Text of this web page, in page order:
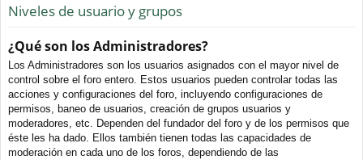
Niveles de usuario y grupos
¿Qué son los Administradores?
Los Administradores son los usuarios asignados con el mayor nivel de
control sobre el foro entero. Estos usuarios pueden controlar todas las
acciones y configuraciones del foro, incluyendo configuraciones de
permisos, baneo de usuarios, creación de grupos usuarios y
moderadores, etc. Dependen del fundador del foro y de los permisos que
éste les ha dado. Ellos también tienen todas las capacidades de
moderación en cada uno de los foros, dependiendo de las